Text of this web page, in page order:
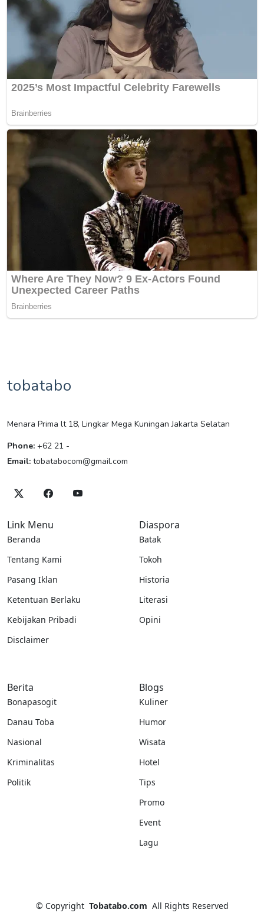
tobatabo
Menara Prima lt 18, Lingkar Mega Kuningan Jakarta Selatan
Phone: +62 21 -
Email: tobatabocom@gmail.com
Link Menu
Beranda
Tentang Kami
Pasang Iklan
Ketentuan Berlaku
Kebijakan Pribadi
Disclaimer
Diaspora
Batak
Tokoh
Historia
Literasi
Opini
Berita
Bonapasogit
Danau Toba
Nasional
Kriminalitas
Politik
Blogs
Kuliner
Humor
Wisata
Hotel
Tips
Promo
Event
Lagu
© Copyright Tobatabo.com All Rights Reserved